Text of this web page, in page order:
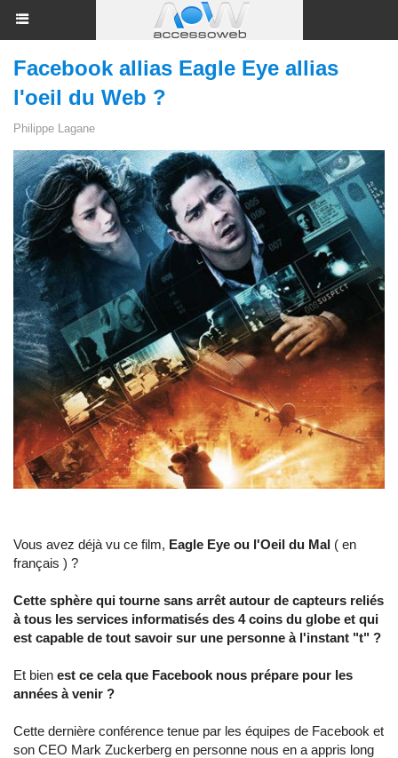
Facebook allias Eagle Eye allias
l'oeil du Web ?
Philippe Lagane
Vous avez déjà vu ce film, Eagle Eye ou l'Oeil du Mal ( en
français ) ?
Cette sphère qui tourne sans arrêt autour de capteurs reliés
à tous les services informatisés des 4 coins du globe et qui
est capable de tout savoir sur une personne à l'instant "t" ?
Et bien est ce cela que Facebook nous prépare pour les
années à venir ?
Cette dernière conférence tenue par les équipes de Facebook et
son CEO Mark Zuckerberg en personne nous en a appris long